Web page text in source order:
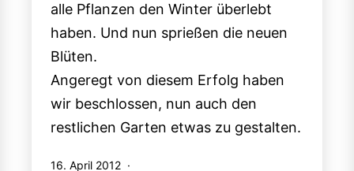
alle Pflanzen den Winter überlebt
haben. Und nun sprießen die neuen
Blüten.
Angeregt von diesem Erfolg haben
wir beschlossen, nun auch den
restlichen Garten etwas zu gestalten.
Veröffentlicht
16. April 2012